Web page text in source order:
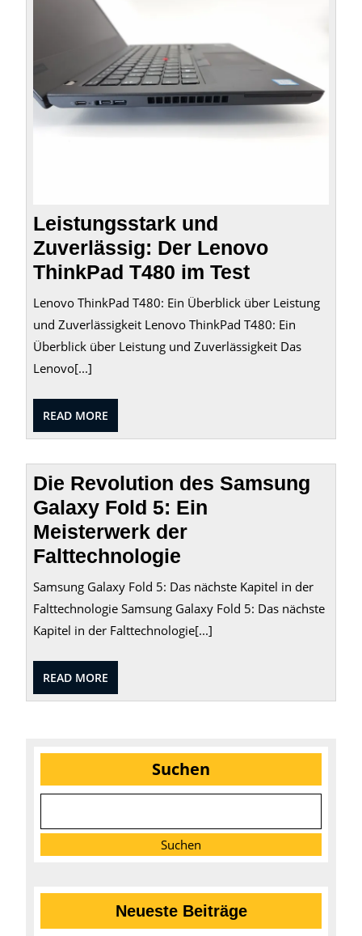
Leistungsstark und
Zuverlässig: Der Lenovo
ThinkPad T480 im Test
Lenovo ThinkPad T480: Ein Überblick über Leistung
und Zuverlässigkeit Lenovo ThinkPad T480: Ein
Überblick über Leistung und Zuverlässigkeit Das
Lenovo[...]
READ MORE
MORE
Die Revolution des Samsung
Galaxy Fold 5: Ein
Meisterwerk der
Falttechnologie
Samsung Galaxy Fold 5: Das nächste Kapitel in der
Falttechnologie Samsung Galaxy Fold 5: Das nächste
Kapitel in der Falttechnologie[...]
READ MORE
MORE
Suchen
Suchen
Neueste Beiträge